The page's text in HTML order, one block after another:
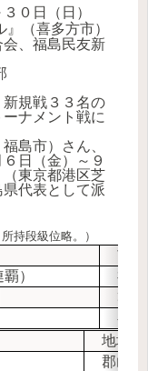
０日（日）
（喜多方市）
、福島民友新
規戦３３名の
ナメント戦に
島市）さん、
日（金）～９
東京都港区芝
代表として派
持段級位略。）
市町
）
福島
郡山
喜多
地域
郡山市